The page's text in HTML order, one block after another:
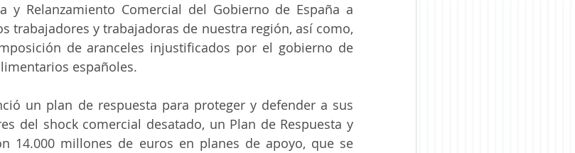
y Relanzamiento Comercial del Gobierno de España a
trabajadores y trabajadoras de nuestra región, así como,
de aranceles injustificados por el gobierno de
españoles.
un plan de respuesta para proteger y defender a sus
del shock comercial desatado, un Plan de Respuesta y
14.000 millones de euros en planes de apoyo, que se